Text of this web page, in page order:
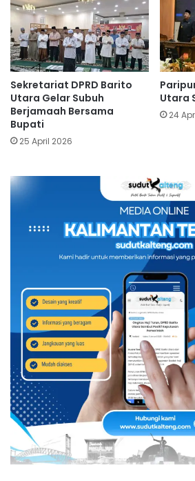
Sekretariat DPRD Barito
Utara Gelar Subuh
Berjamaah Bersama
Bupati
25 April 2026
Utara
24